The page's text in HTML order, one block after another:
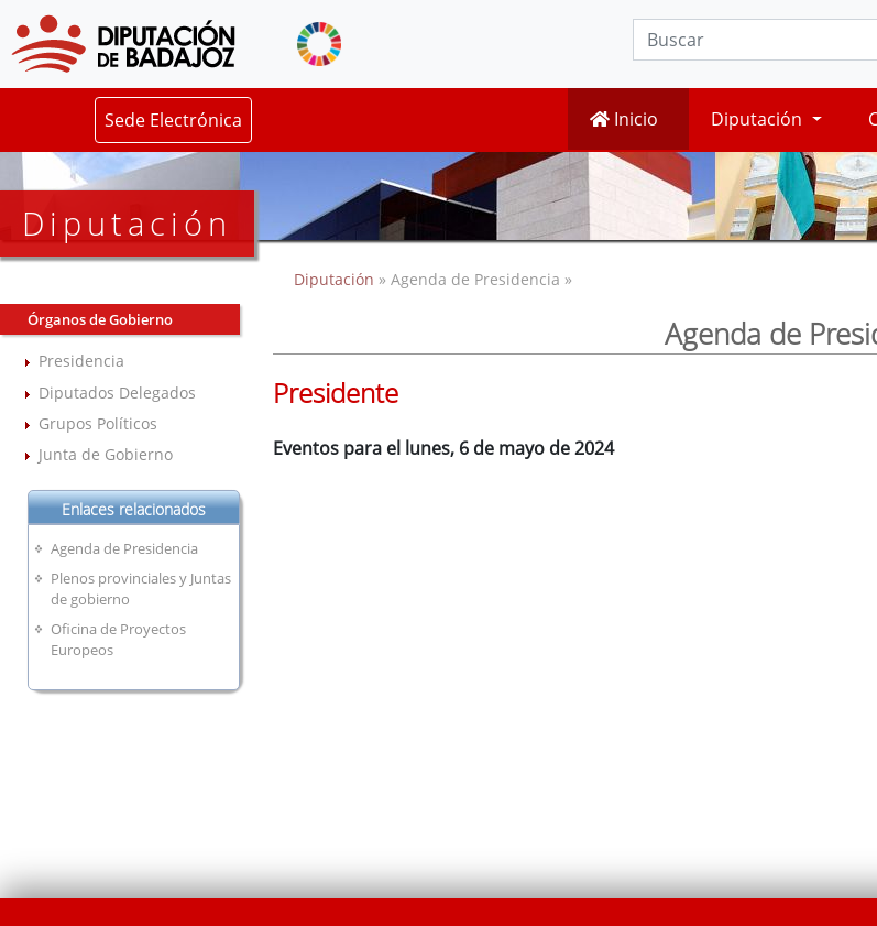
Sede Electrónica Inicio Diputación
Diputación
Órganos de Gobierno
Presidencia
Diputados Delegados
Grupos Políticos
Junta de Gobierno
Enlaces relacionados
Agenda de Presidencia
Plenos provinciales y Juntas
de gobierno
Oficina de Proyectos
Europeos
Diputación » Agenda de Presidencia »
Agenda de
Presidente
Eventos para el lunes, 6 de mayo de 2024